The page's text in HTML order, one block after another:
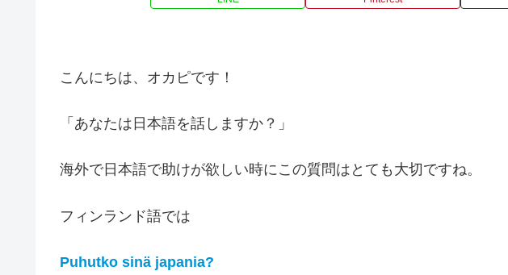
こんにちは、オカピです！
「あなたは日本語を話しますか？」
海外で日本語で助けが欲しい時にこの質問はとても大切ですね。
フィンランド語では
Puhutko sinä japania?